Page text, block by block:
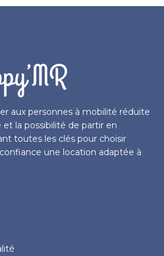
aux personnes à mobilité réduite
et la possibilité de partir en
toutes les clés pour choisir
une location adaptée à